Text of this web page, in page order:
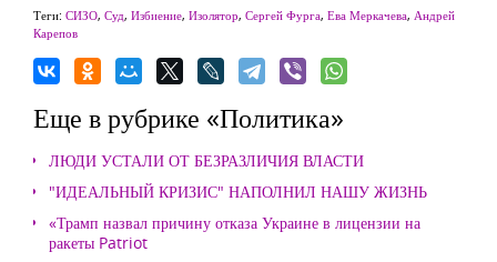
Теги: СИЗО, Суд, Избиение, Изолятор, Сергей Фурга, Ева Меркачева, Андрей
Карепов
Еще в рубрике «Политика»
ЛЮДИ УСТАЛИ ОТ БЕЗРАЗЛИЧИЯ ВЛАСТИ
"ИДЕАЛЬНЫЙ КРИЗИС" НАПОЛНИЛ НАШУ ЖИЗНЬ
«Трамп назвал причину отказа Украине в лицензии на
ракеты Patriot